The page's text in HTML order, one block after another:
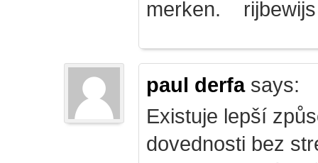
merken.
paul derfasays:
Existuje lepší
dovednosti bez